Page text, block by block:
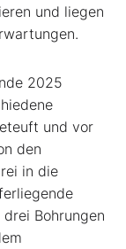
und liegen
2025
und vor
den
in die
Bohrungen